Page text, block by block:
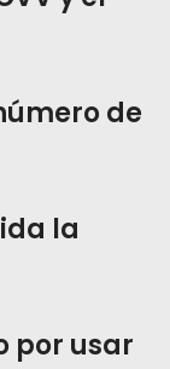
de
la
por usar